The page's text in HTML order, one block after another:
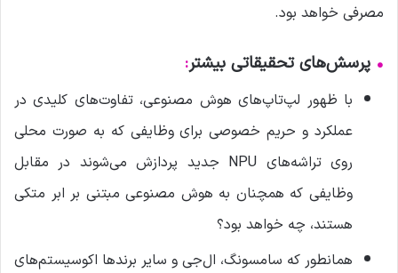
مصرفی خواهد بود.
• پرسش‌های تحقیقاتی بیشتر:
با ظهور لپ‌تاپ‌های هوش مصنوعی، تفاوت‌های کلیدی در
عملکرد و حریم خصوصی برای وظایفی که به صورت محلی
روی تراشه‌های NPU جدید پردازش می‌شوند در مقابل
وظایفی که همچنان به هوش مصنوعی مبتنی بر ابر متکی
هستند، چه خواهد بود؟
همانطور که سامسونگ، ال‌جی و سایر برندها اکوسیستم‌های